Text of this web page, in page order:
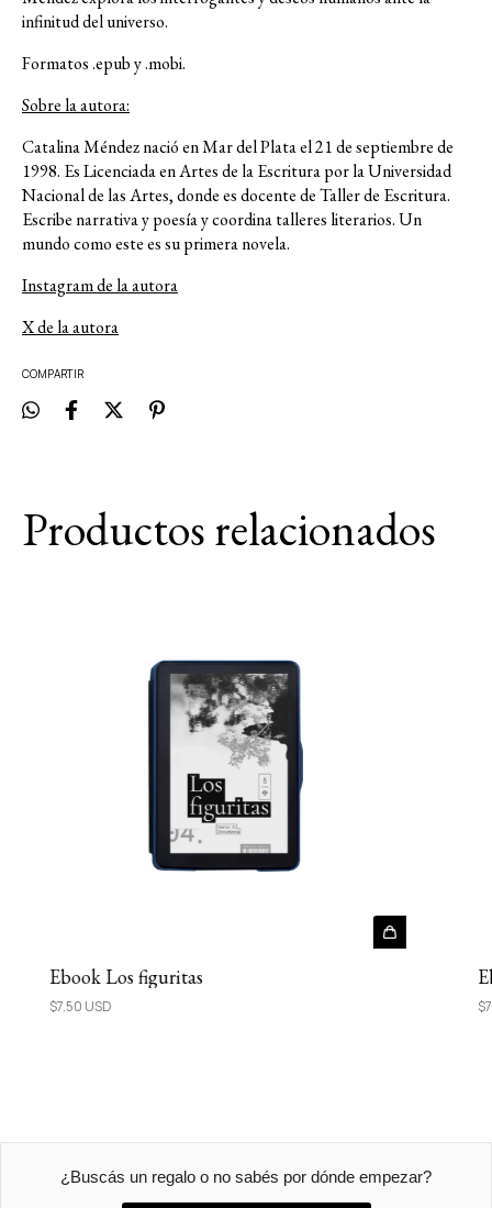
infinitud del universo.
Formatos .epub y .mobi.
Sobre la autora:
Catalina Méndez nació en Mar del Plata el 21 de septiembre de
1998. Es Licenciada en Artes de la Escritura por la Universidad
Nacional de las Artes, donde es docente de Taller de Escritura.
Escribe narrativa y poesía y coordina talleres literarios. Un
mundo como este es su primera novela.
Instagram de la autora
X de la autora
COMPARTIR
Productos relacionados
Ebook Los figuritas
$7.50 USD
¿Buscás un regalo o no sabés por dónde empezar?